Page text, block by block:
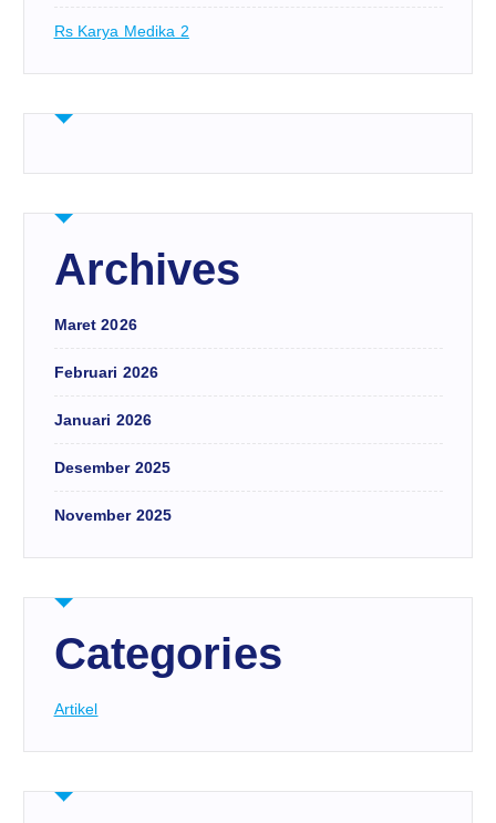
Rs Karya Medika 2
Archives
Maret 2026
Februari 2026
Januari 2026
Desember 2025
November 2025
Categories
Artikel